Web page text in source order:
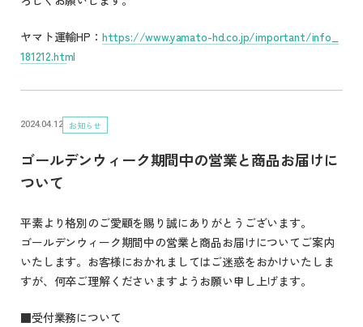
ヤマト運輸HP： https://www.yamato-hd.co.jp/important/info_
181212.html
ゴールデンウィーク期間中の営業と商品お届けに
ついて
2024.04.12 お知らせ
平素より格別のご愛顧を賜り誠にありがとうございます。
ゴールデンウィーク期間中の営業と商品お届けについてご案内
いたします。お客様におかれましてはご迷惑をおかけいたしま
すが、何卒ご理解くださいますようお願い申し上げます。
■受付業務について